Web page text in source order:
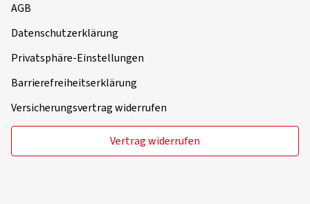
AGB
Datenschutzerklärung
Privatsphäre-Einstellungen
Barrierefreiheitserklärung
Versicherungsvertrag widerrufen
Vertrag widerrufen